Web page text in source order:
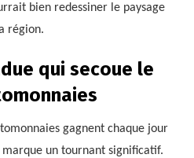
bien redessiner le paysage
région.
qui secoue le
gagnent chaque jour
un tournant significatif.